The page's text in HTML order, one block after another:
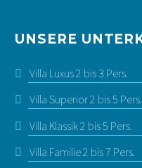
UNSERE
Villa Luxus 2 bis 3 Pers.
Villa Superior 2 bis 5 Pers.
Villa Klassik 2 bis 5 Pers.
Villa Familie 2 bis 7 Pers.